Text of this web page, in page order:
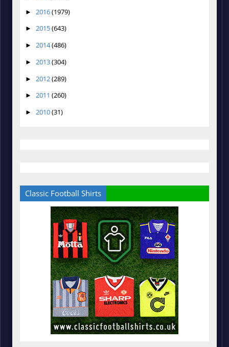
► 2016(1979)
► 2015(643)
► 2014(486)
► 2013(304)
► 2012(289)
► 2011 (260)
► 2010(31)
Classic Football Shirts